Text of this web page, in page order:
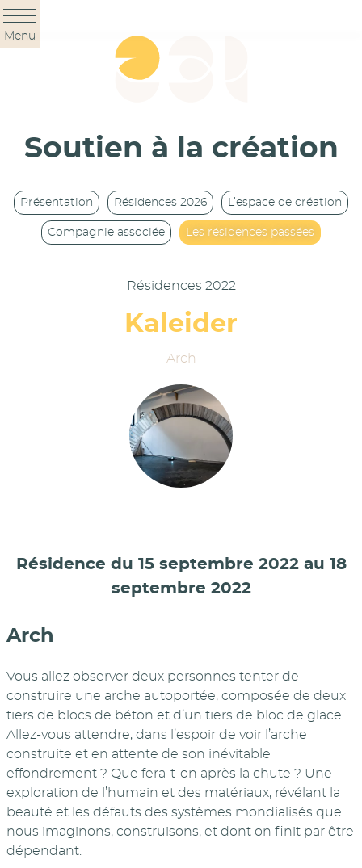
Panneau de gestion des cookies
Menu
Soutien à la création
Présentation Résidences 2026 L’espace de création
Compagnie associée Les résidences passées
Résidences 2022
Kaleider
Arch
Résidence du 15 septembre 2022 au 18
septembre 2022
Arch
Vous allez observer deux personnes tenter de
construire une arche autoportée, composée de deux
tiers de blocs de béton et d’un tiers de bloc de glace.
Allez-vous attendre, dans l’espoir de voir l’arche
construite et en attente de son inévitable
effondrement ? Que fera-t-on après la chute ? Une
exploration de l’humain et des matériaux, révélant la
beauté et les défauts des systèmes mondialisés que
nous imaginons, construisons, et dont on finit par être
dépendant.